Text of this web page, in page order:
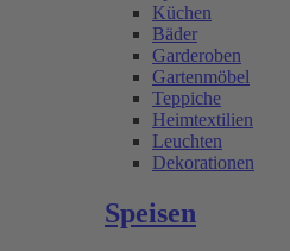
Küchen
Bäder
Garderoben
Gartenmöbel
Teppiche
Heimtextilien
Leuchten
Dekorationen
Speisen